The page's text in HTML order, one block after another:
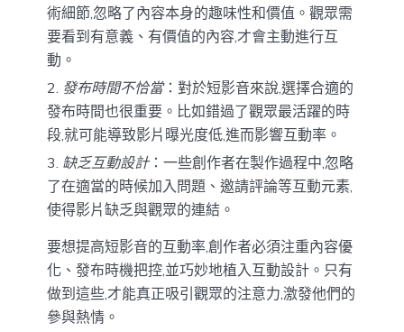
術細節,忽略了內容本身的趣味性和價值。觀眾需
要看到有意義、有價值的內容,才會主動進行互
動。
發布時間不恰當：對於短影音來說,選擇合適的
發布時間也很重要。比如錯過了觀眾最活躍的時
段,就可能導致影片曝光度低,進而影響互動率。
缺乏互動設計：一些創作者在製作過程中,忽略
了在適當的時候加入問題、邀請評論等互動元素,
使得影片缺乏與觀眾的連結。
要想提高短影音的互動率,創作者必須注重內容優
化、發布時機把控,並巧妙地植入互動設計。只有
做到這些,才能真正吸引觀眾的注意力,激發他們的
參與熱情。